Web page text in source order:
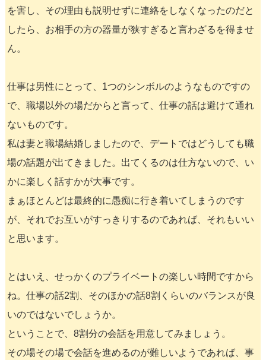
を害し、その理由も説明せずに連絡をしなくなったのだと
したら、お相手の方の器量が狭すぎると言わざるを得ませ
ん。
仕事は男性にとって、1つのシンボルのようなものですの
で、職場以外の場だからと言って、仕事の話は避けて通れ
ないものです。
私は妻と職場結婚しましたので、デートではどうしても職
場の話題が出てきました。出てくるのは仕方ないので、い
かに楽しく話すかが大事です。
まぁほとんどは最終的に愚痴に行き着いてしまうのです
が、それでお互いがすっきりするのであれば、それもいい
と思います。
とはいえ、せっかくのプライベートの楽しい時間ですから
ね。仕事の話2割、そのほかの話8割くらいのバランスが良
いのではないでしょうか。
ということで、8割分の会話を用意してみましょう。
その場その場で会話を進めるのが難しいようであれば、事